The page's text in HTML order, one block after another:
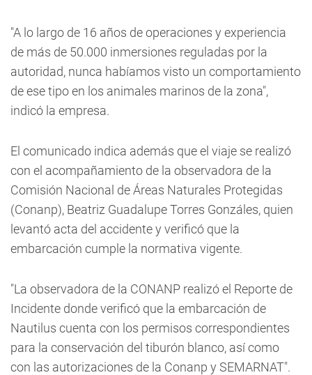
"A lo largo de 16 años de operaciones y experiencia
de más de 50.000 inmersiones reguladas por la
autoridad, nunca habíamos visto un comportamiento
de ese tipo en los animales marinos de la zona",
indicó la empresa.
El comunicado indica además que el viaje se realizó
con el acompañamiento de la observadora de la
Comisión Nacional de Áreas Naturales Protegidas
(Conanp), Beatriz Guadalupe Torres Gonzáles, quien
levantó acta del accidente y verificó que la
embarcación cumple la normativa vigente.
"La observadora de la CONANP realizó el Reporte de
Incidente donde verificó que la embarcación de
Nautilus cuenta con los permisos correspondientes
para la conservación del tiburón blanco, así como
con las autorizaciones de la Conanp y SEMARNAT".